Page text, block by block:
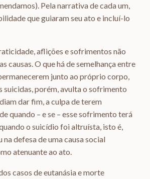
Pela narrativa de cada um,
que guiaram seu ato e incluí-lo
aflições e sofrimentos não
O que há de semelhança entre
junto ao próprio corpo,
suicidas, porém, avulta o sofrimento
dar fim, a culpa de terem
quando – e se – esse sofrimento terá
o suicídio foi altruísta, isto é,
defesa de uma causa social
atenuante ao ato.
casos de eutanásia e morte